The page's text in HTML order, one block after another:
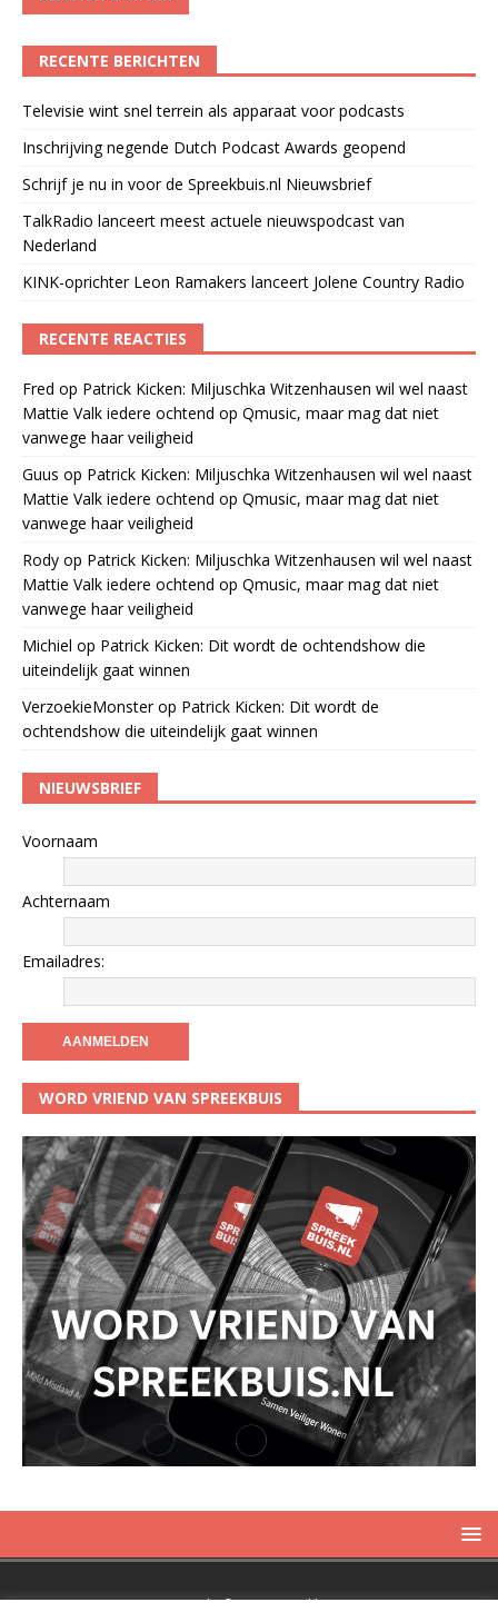
RECENTE BERICHTEN
Televisie wint snel terrein als apparaat voor podcasts
Inschrijving negende Dutch Podcast Awards geopend
Schrijf je nu in voor de Spreekbuis.nl Nieuwsbrief
TalkRadio lanceert meest actuele nieuwspodcast van
Nederland
KINK-oprichter Leon Ramakers lanceert Jolene Country Radio
RECENTE REACTIES
Fred op Patrick Kicken: Miljuschka Witzenhausen wil wel naast
Mattie Valk iedere ochtend op Qmusic, maar mag dat niet
vanwege haar veiligheid
Guus op Patrick Kicken: Miljuschka Witzenhausen wil wel naast
Mattie Valk iedere ochtend op Qmusic, maar mag dat niet
vanwege haar veiligheid
Rody op Patrick Kicken: Miljuschka Witzenhausen wil wel naast
Mattie Valk iedere ochtend op Qmusic, maar mag dat niet
vanwege haar veiligheid
Michiel op Patrick Kicken: Dit wordt de ochtendshow die
uiteindelijk gaat winnen
VerzoekieMonsterop Patrick Kicken: Dit wordt de
ochtendshow die uiteindelijk gaat winnen
NIEUWSBRIEF
Voornaam
Achternaam
Emailadres:
WORD VRIEND VAN SPREEKBUIS
Copyright © 2019 Spreekbuis